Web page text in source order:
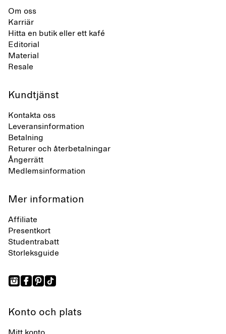
Om oss
Karriär
Hitta en butik eller ett kafé
Editorial
Material
Resale
Kundtjänst
Kontakta oss
Leveransinformation
Betalning
Returer och återbetalningar
Ångerrätt
Medlemsinformation
Mer information
Affiliate
Presentkort
Studentrabatt
Storleksguide
Konto och plats